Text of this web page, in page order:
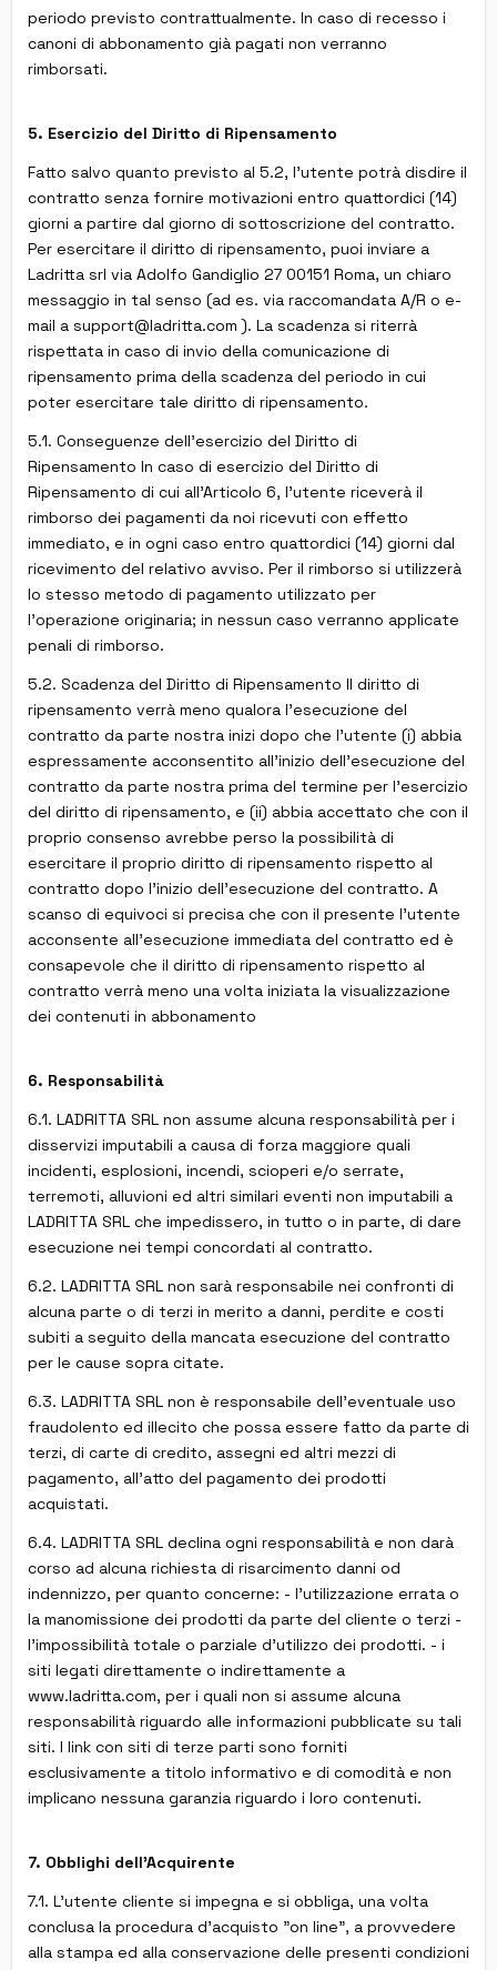
periodo previsto contrattualmente. In caso di recesso i
canoni di abbonamento già pagati non verranno
rimborsati.
5. Esercizio del Diritto di Ripensamento
Fatto salvo quanto previsto al 5.2, l'utente potrà disdire il
contratto senza fornire motivazioni entro quattordici (14)
giorni a partire dal giorno di sottoscrizione del contratto.
Per esercitare il diritto di ripensamento, puoi inviare a
Ladritta srl via Adolfo Gandiglio 27 00151 Roma, un chiaro
messaggio in tal senso (ad es. via raccomandata A/R o e-
mail a support@ladritta.com ). La scadenza si riterrà
rispettata in caso di invio della comunicazione di
ripensamento prima della scadenza del periodo in cui
poter esercitare tale diritto di ripensamento.
5.1. Conseguenze dell'esercizio del Diritto di
Ripensamento In caso di esercizio del Diritto di
Ripensamento di cui all'Articolo 6, l'utente riceverà il
rimborso dei pagamenti da noi ricevuti con effetto
immediato, e in ogni caso entro quattordici (14) giorni dal
ricevimento del relativo avviso. Per il rimborso si utilizzerà
lo stesso metodo di pagamento utilizzato per
l'operazione originaria; in nessun caso verranno applicate
penali di rimborso.
5.2. Scadenza del Diritto di Ripensamento Il diritto di
ripensamento verrà meno qualora l'esecuzione del
contratto da parte nostra inizi dopo che l'utente (i) abbia
espressamente acconsentito all'inizio dell'esecuzione del
contratto da parte nostra prima del termine per l'esercizio
del diritto di ripensamento, e (ii) abbia accettato che con il
proprio consenso avrebbe perso la possibilità di
esercitare il proprio diritto di ripensamento rispetto al
contratto dopo l'inizio dell'esecuzione del contratto. A
scanso di equivoci si precisa che con il presente l'utente
acconsente all'esecuzione immediata del contratto ed è
consapevole che il diritto di ripensamento rispetto al
contratto verrà meno una volta iniziata la visualizzazione
dei contenuti in abbonamento
6. Responsabilità
6.1. LADRITTA SRL non assume alcuna responsabilità per i
disservizi imputabili a causa di forza maggiore quali
incidenti, esplosioni, incendi, scioperi e/o serrate,
terremoti, alluvioni ed altri similari eventi non imputabili a
LADRITTA SRL che impedissero, in tutto o in parte, di dare
esecuzione nei tempi concordati al contratto.
6.2. LADRITTA SRL non sarà responsabile nei confronti di
alcuna parte o di terzi in merito a danni, perdite e costi
subiti a seguito della mancata esecuzione del contratto
per le cause sopra citate.
6.3. LADRITTA SRL non è responsabile dell'eventuale uso
fraudolento ed illecito che possa essere fatto da parte di
terzi, di carte di credito, assegni ed altri mezzi di
pagamento, all'atto del pagamento dei prodotti
acquistati.
6.4. LADRITTA SRL declina ogni responsabilità e non darà
corso ad alcuna richiesta di risarcimento danni od
indennizzo, per quanto concerne: - l'utilizzazione errata o
la manomissione dei prodotti da parte del cliente o terzi -
l'impossibilità totale o parziale d'utilizzo dei prodotti. - i
siti legati direttamente o indirettamente a
www.ladritta.com, per i quali non si assume alcuna
responsabilità riguardo alle informazioni pubblicate su tali
siti. I link con siti di terze parti sono forniti
esclusivamente a titolo informativo e di comodità e non
implicano nessuna garanzia riguardo i loro contenuti.
7. Obblighi dell'Acquirente
7.1. L'utente cliente si impegna e si obbliga, una volta
conclusa la procedura d'acquisto "on line", a provvedere
alla stampa ed alla conservazione delle presenti condizioni